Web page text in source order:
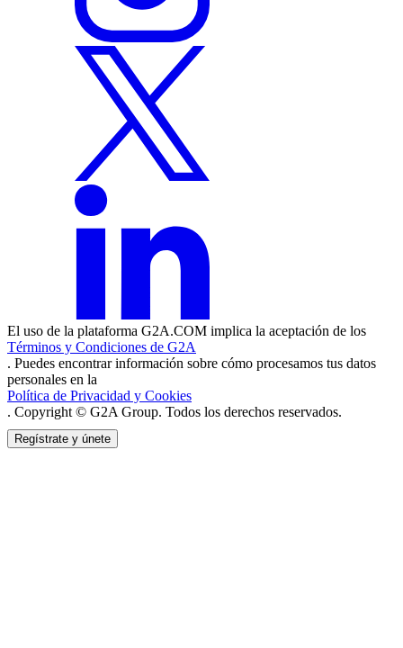
El uso de la plataforma G2A.COM implica la aceptación de los
Términos y Condiciones de G2A
. Puedes encontrar información sobre cómo procesamos tus datos
personales en la
Política de Privacidad y Cookies
. Copyright © G2A Group. Todos los derechos reservados.
Regístrate y únete